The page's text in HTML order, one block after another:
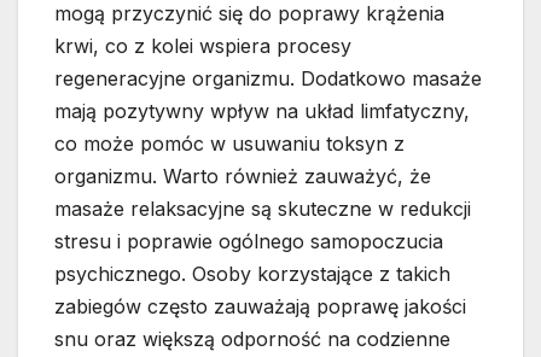
mogą przyczynić się do poprawy krążenia
krwi, co z kolei wspiera procesy
regeneracyjne organizmu. Dodatkowo masaże
mają pozytywny wpływ na układ limfatyczny,
co może pomóc w usuwaniu toksyn z
organizmu. Warto również zauważyć, że
masaże relaksacyjne są skuteczne w redukcji
stresu i poprawie ogólnego samopoczucia
psychicznego. Osoby korzystające z takich
zabiegów często zauważają poprawę jakości
snu oraz większą odporność na codzienne